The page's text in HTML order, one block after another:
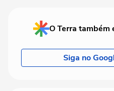
O Terra também
Siga no